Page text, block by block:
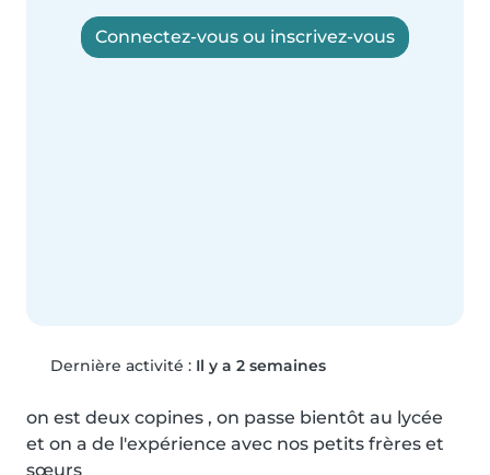
Connectez-vous ou inscrivez-vous
Dernière activité : Il y a 2 semaines
on est deux copines , on passe bientôt au lycée
et on a de l'expérience avec nos petits frères et
sœurs